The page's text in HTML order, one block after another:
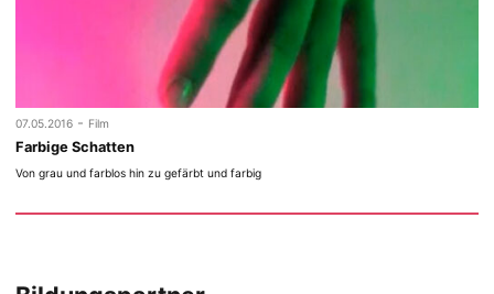
07.05.2016 - Film
Farbige Schatten
Von grau und farblos hin zu gefärbt und farbig